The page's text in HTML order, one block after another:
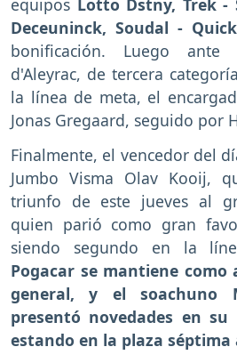
equipos Lotto Dstny, Trek -
Deceuninck, Soudal -
bonificación. Luego
d'Aleyrac, de tercera
la línea de meta, el
Jonas Gregaard, seguido por
Finalmente, el vencedor del
Jumbo Visma Olav Kooij,
triunfo de este jueves al
quien parió como gran
siendo segundo en la
Pogacar se mantiene
general, y el soachuno
presentó novedades en su
estando en la plaza séptima